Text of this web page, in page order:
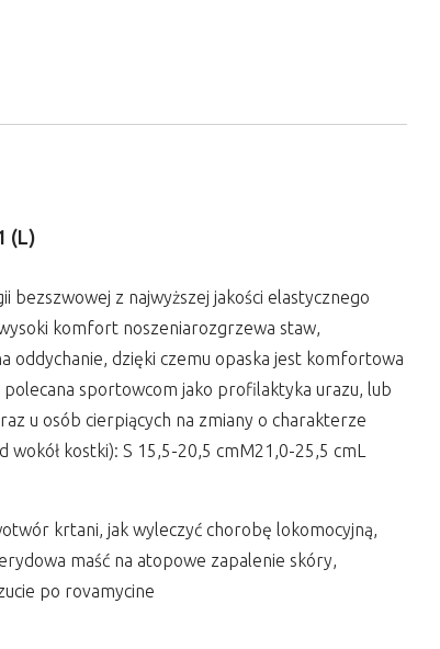
(L)
bezszwowej z najwyższej jakości elastycznego
komfort noszeniarozgrzewa staw,
oddychanie, dzięki czemu opaska jest komfortowa
sportowcom jako profilaktyka urazu, lub
u osób cierpiących na zmiany o charakterze
kostki): S 15,5-20,5 cmM21,0-25,5 cmL
krtani, jak wyleczyć chorobę lokomocyjną,
maść na atopowe zapalenie skóry,
po rovamycine